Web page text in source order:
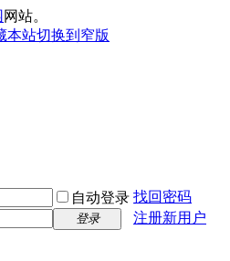
网站。
本站切换到窄版
自动登录 找回密码
登录 注册新用户